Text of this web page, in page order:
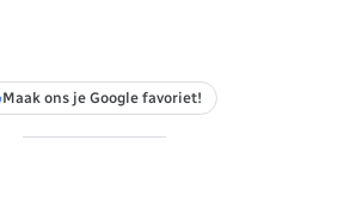
Maak ons je Google favoriet!